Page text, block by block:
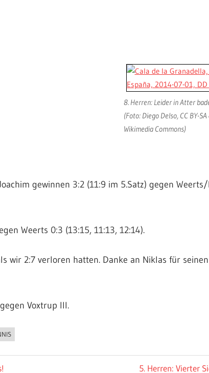
8. Herren: Leider in Atter
(Foto: Diego Delso, CC BY-SA
Wikimedia Commons)
gewinnen 3:2 (11:9 im 5.Satz) gegen Weerts/
Weerts 0:3 (13:15, 11:13, 12:14).
wir 2:7 verloren hatten. Danke an Niklas für seinen
Voxtrup III.
Nächster
5. Herren: Vierter